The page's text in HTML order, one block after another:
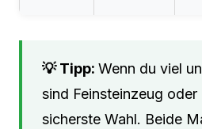
Wenn du viel
sind Feinsteinzeug oder
sicherste Wahl. Beide